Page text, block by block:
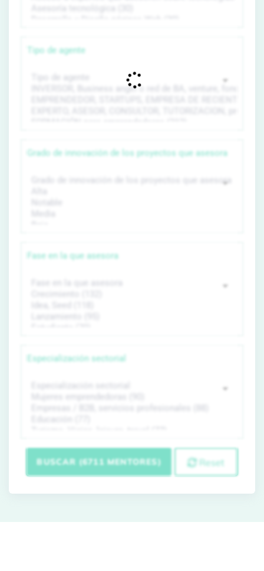
Tipo de agente
Grado de innovación de los proyectos que asesora
Fase en la que asesora
Especialización sectorial
BUSCAR (6711 MENTORES) Reset